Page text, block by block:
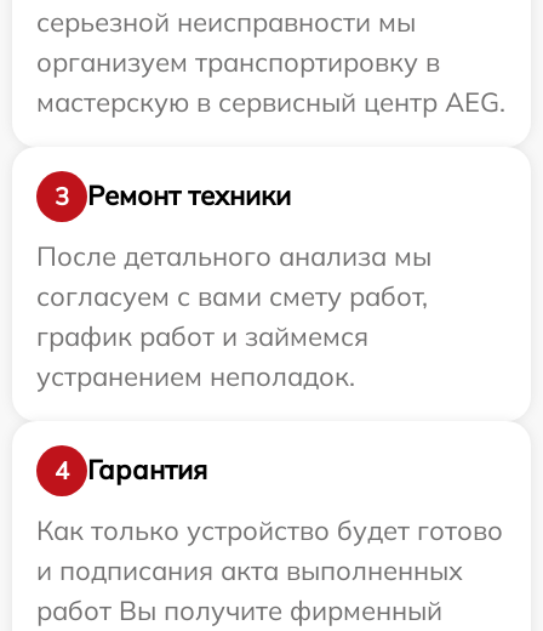
серьезной неисправности мы
организуем транспортировку в
мастерскую в сервисный центр AEG.
3
Ремонт техники
После детального анализа мы
согласуем с вами смету работ,
график работ и займемся
устранением неполадок.
4
Гарантия
Как только устройство будет готово
и подписания акта выполненных
работ Вы получите фирменный